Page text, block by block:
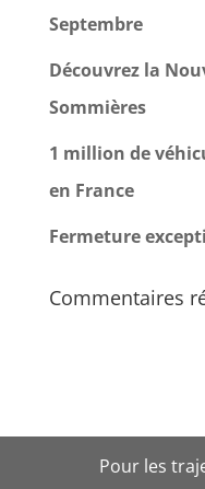
Septembre
Découvrez la
Sommières
1 million de
en France
Fermeture
Commentaires
Pour les